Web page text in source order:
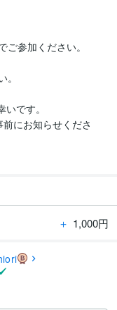
参加ください。
です。
にお知らせくださ
＋ 1,000円